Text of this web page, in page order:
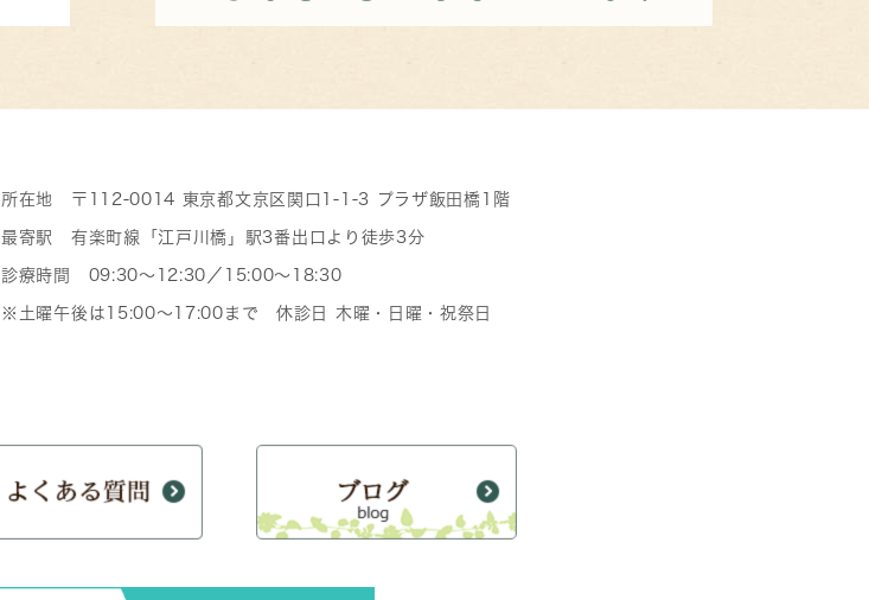
所在地 〒112-0014 東京都文京区関口1-1-3 プラザ飯田橋1階
最寄駅 有楽町線「江戸川橋」駅3番出口より徒歩3分
診療時間 09:30～12:30／15:00～18:30
※土曜午後は15:00～17:00まで 休診日 木曜・日曜・祝祭日